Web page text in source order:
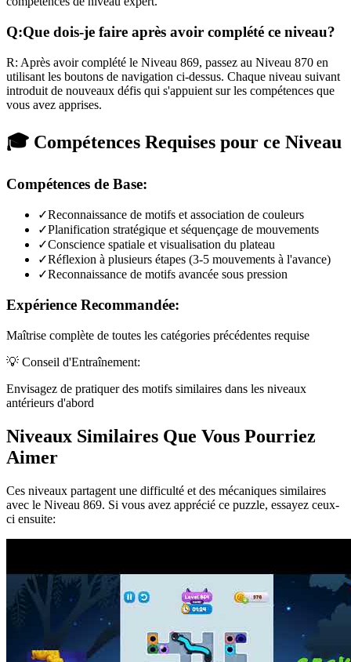
Q:Que dois-je faire après avoir complété ce niveau?
R: Après avoir complété le Niveau 869, passez au Niveau 870 en
utilisant les boutons de navigation ci-dessus. Chaque niveau suivant
introduit de nouveaux défis qui s'appuient sur les compétences que
vous avez apprises.
🎓 Compétences Requises pour ce Niveau
Compétences de Base:
✓Reconnaissance de motifs et association de couleurs
✓Planification stratégique et séquençage de mouvements
✓Conscience spatiale et visualisation du plateau
✓Réflexion à plusieurs étapes (3-5 mouvements à l'avance)
✓Reconnaissance de motifs avancée sous pression
Expérience Recommandée:
Maîtrise complète de toutes les catégories précédentes requise
💡 Conseil d'Entraînement:
Envisagez de pratiquer des motifs similaires dans les niveaux
antérieurs d'abord
Niveaux Similaires Que Vous Pourriez
Aimer
Ces niveaux partagent une difficulté et des mécaniques similaires
avec le Niveau 869. Si vous avez apprécié ce puzzle, essayez ceux-
ci ensuite: